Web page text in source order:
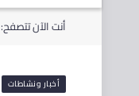
أنت الآن تتصفح:
أخبار ونشاطات